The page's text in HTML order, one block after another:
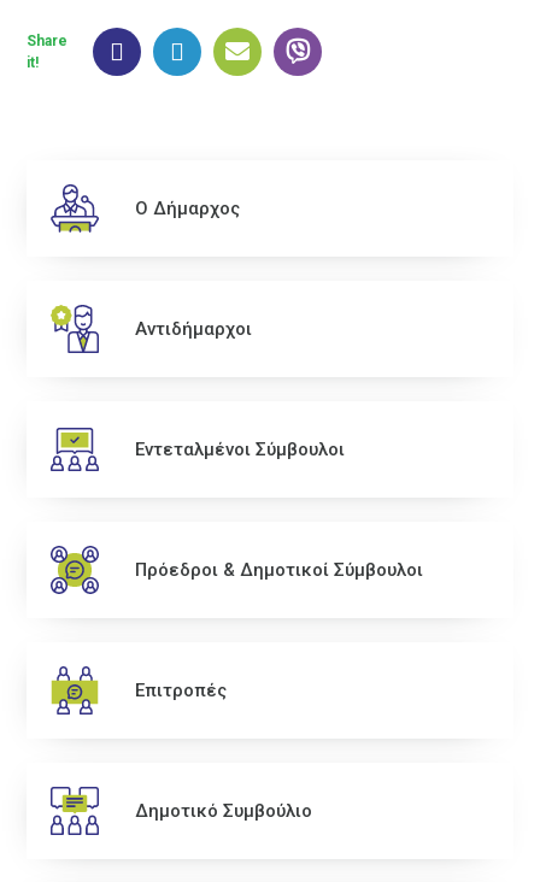
Share
it!
Ο Δήμαρχος
Αντιδήμαρχοι
Εντεταλμένοι Σύμβουλοι
Πρόεδροι & Δημοτικοί Σύμβουλοι
Επιτροπές
Δημοτικό Συμβούλιο